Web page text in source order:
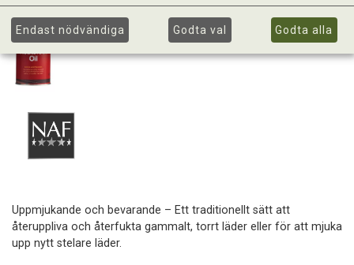
Uppmjukande och bevarande – Ett traditionellt sätt att
återuppliva och återfukta gammalt, torrt läder eller för att mjuka
upp nytt stelare läder.
Endast nödvändiga Godta val Godta alla